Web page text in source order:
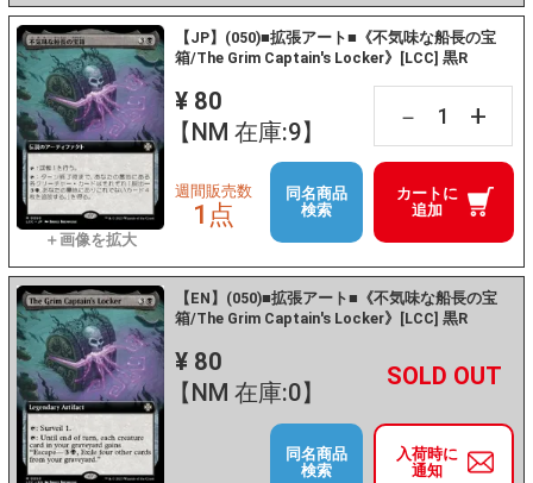
【JP】(050)■拡張アート■《不気味な船長の宝
箱/The Grim Captain's Locker》[LCC] 黒R
¥ 80
【NM 在庫:9】
－ +
カートに
追加
週間販売数
1点
同名商品
検索
【EN】(050)■拡張アート■《不気味な船長の宝
箱/The Grim Captain's Locker》[LCC] 黒R
¥ 80
【NM 在庫:0】
－ +
入荷時に
通知
同名商品
検索